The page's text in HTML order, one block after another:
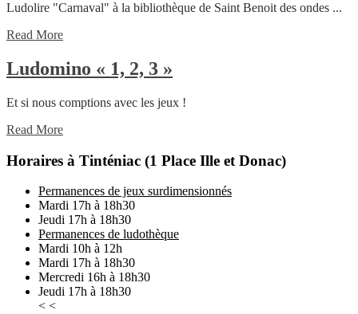
Domineuc
à
Ondes
Ludolire "Carnaval" à la bibliothèque de Saint Benoit des ondes ...
Read MoreRead
Ludomino « 1, 2, 3 »
2,
Et si nous comptions avec les jeux !
Read MoreRead
Horaires à Tinténiac (1 Place Ille et Donac)
Permanences de jeux surdimensionnés
Mardi 17h à 18h30
Jeudi 17h à 18h30
Permanences de ludothèque
Mardi 10h à 12h
Mardi 17h à 18h30
Mercredi 16h à 18h30
Jeudi 17h à 18h30
< <